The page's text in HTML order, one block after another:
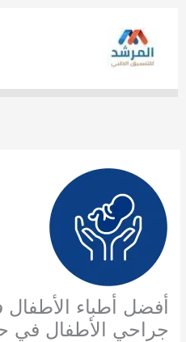
أفضل أطباء الأطفال
جراحي الأطفال في